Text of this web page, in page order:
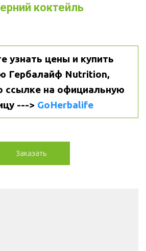
коктейль
узнать цены и купить
Гербалайф Nutrition,
ссылке на официальную
---> GoHerbalife
Заказать